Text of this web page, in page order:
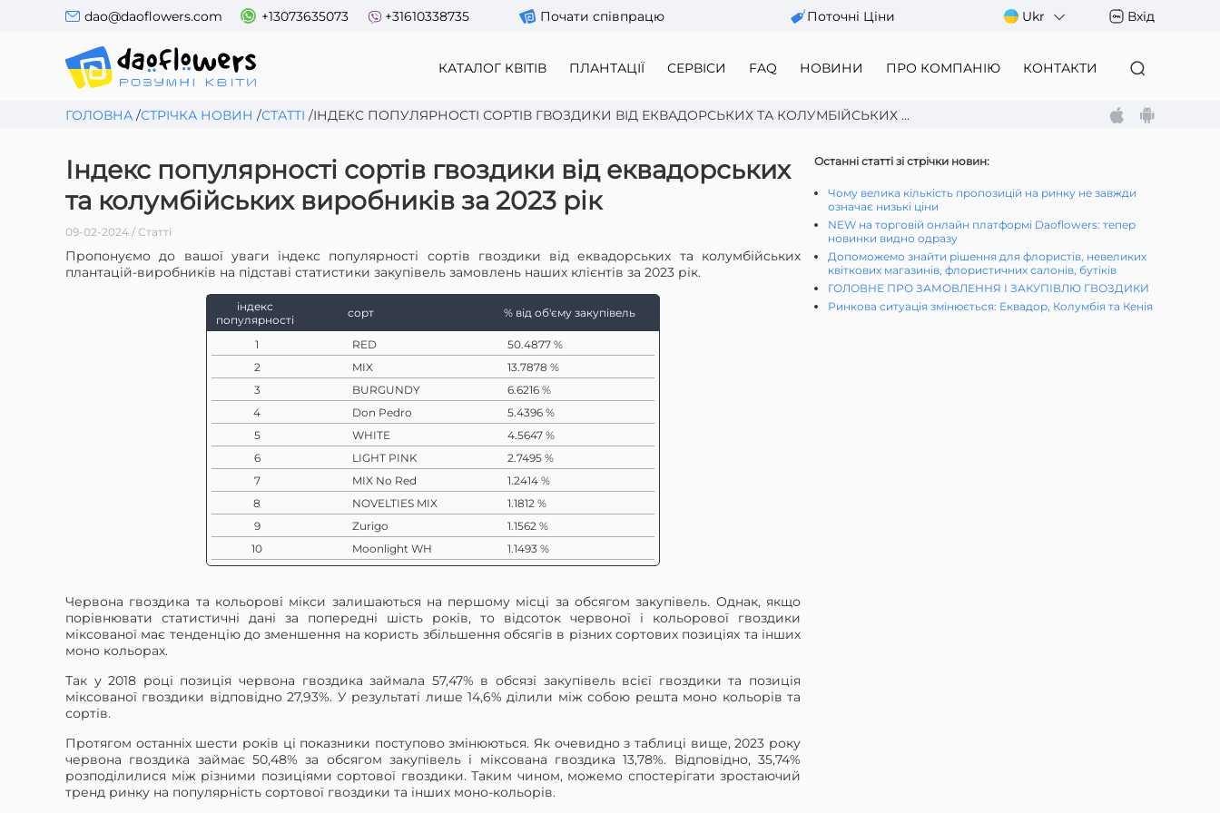
dao@daoflowers.com +13073635073 +31610338735 Почати співпрацю Поточні Ціни Ukr Вхід
КАТАЛОГ КВІТІВ ПЛАНТАЦІЇ СЕРВІСИ FAQ НОВИНИ ПРО КОМПАНІЮ КОНТАКТИ
ГОЛОВНА /СТРІЧКА НОВИН /СТАТТІ /ІНДЕКС ПОПУЛЯРНОСТІ СОРТІВ ГВОЗДИКИ ВІД ЕКВАДОРСЬКИХ ТА КОЛУМБІЙСЬКИХ ...
Індекс популярності сортів гвоздики від еквадорських
та колумбійських виробників за 2023 рік
09-02-2024 / Статті
Пропонуємо до вашої уваги індекс популярності сортів гвоздики від еквадорських та колумбійських
плантацій-виробників на підставі статистики закупівель замовлень наших клієнтів за 2023 рік.
індекс
популярності
сорт % від об'єму закупівель
1 RED
50.4877 %
2
MIX
13.7878 %
3
BURGUNDY
6.6216 %
4
Don Pedro
5.4396 %
5
WHITE
4.5647 %
6
LIGHT PINK
2.7495 %
7
MIX No Red
1.2414 %
8
NOVELTIES MIX
1.1812 %
9
Zurigo
1.1562 %
10
Moonlight WH
1.1493 %
11
Doncel
0.7545 %
0.7386 %
13
MIX Moon
0.6573 %
14
Moonaqua
0.5609 %
16
Caramel
0.5295 %
17
PINK
0.4955 %
19
GREEN
0.4572 %
20
YELLOW
0.4293 %
21
Lizzy 0.3725 %
Червона гвоздика та кольорові мікси залишаються на першому місці за обсягом закупівель. Однак, якщо
порівнювати статистичні дані за попередні шість років, то відсоток червоної і кольорової гвоздики
міксованої має тенденцію до зменшення на користь збільшення обсягів в різних сортових позиціях та інших
моно кольорах.
Так у 2018 році позиція червона гвоздика займала 57,47% в обсязі закупівель всієї гвоздики та позиція
міксованої гвоздики відповідно 27,93%. У результаті лише 14,6% ділили між собою решта моно кольорів та
сортів.
Протягом останніх шести років ці показники поступово змінюються. Як очевидно з таблиці вище, 2023 року
червона гвоздика займає 50,48% за обсягом закупівель і міксована гвоздика 13,78%. Відповідно, 35,74%
розподілилися між різними позиціями сортової гвоздики. Таким чином, можемо спостерігати зростаючий
тренд ринку на популярність сортової гвоздики та інших моно-кольорів.
Останні статті зі стрічки новин:
Чому велика кількість пропозицій на ринку не завжди
означає низькі ціни
NEW на торговій онлайн платформі Daoflowers: тепер
новинки видно одразу
Допоможемо знайти рішення для флористів, невеликих
квіткових магазинів, флористичних салонів, бутіків
ГОЛОВНЕ ПРО ЗАМОВЛЕННЯ І ЗАКУПІВЛЮ ГВОЗДИКИ
Ринкова ситуація змінюється: Еквадор, Колумбія та Кенія